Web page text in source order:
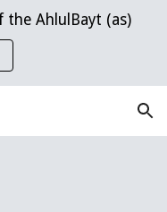
Skip to navigation
the AhlulBayt (as)